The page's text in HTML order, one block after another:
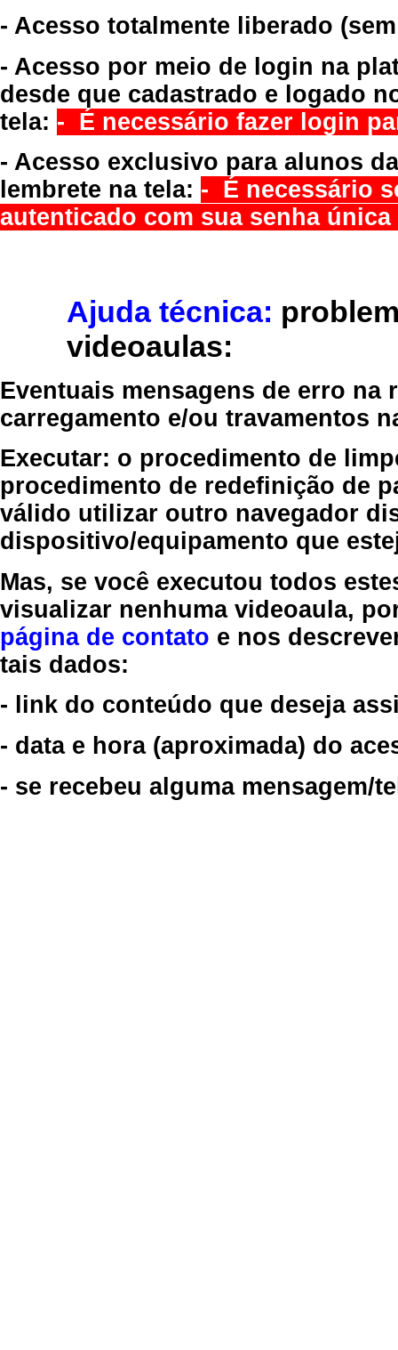
- Acesso totalmente liberado
- Acesso por meio de login na
desde que cadastrado e logado
tela: - É necessário fazer login
- Acesso exclusivo para alunos
lembrete na tela: - É necessário
autenticado com sua senha
Ajuda técnica:
videoaulas:
Eventuais mensagens de erro
carregamento e/ou travamentos
Executar: o procedimento de
procedimento de redefinição de
válido utilizar outro navegador
dispositivo/equipamento que
Mas, se você executou todos
visualizar nenhuma videoaula,
página de contato e nos
tais dados:
- link do conteúdo que deseja
- data e hora (aproximada) do
- se recebeu alguma mensagem/